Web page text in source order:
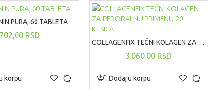
PURA, 60 TABLETA
702,00 RSD
korpu
COLLAGENFIX TEČNI KOLAGEN ZA PERORALNU PRIMENU 20 KESICA
3.060,00 RSD
Dodaj u korpu